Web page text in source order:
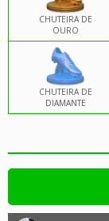
CHUTEIRA DE
OURO
CHUTEIRA DE
DIAMANTE